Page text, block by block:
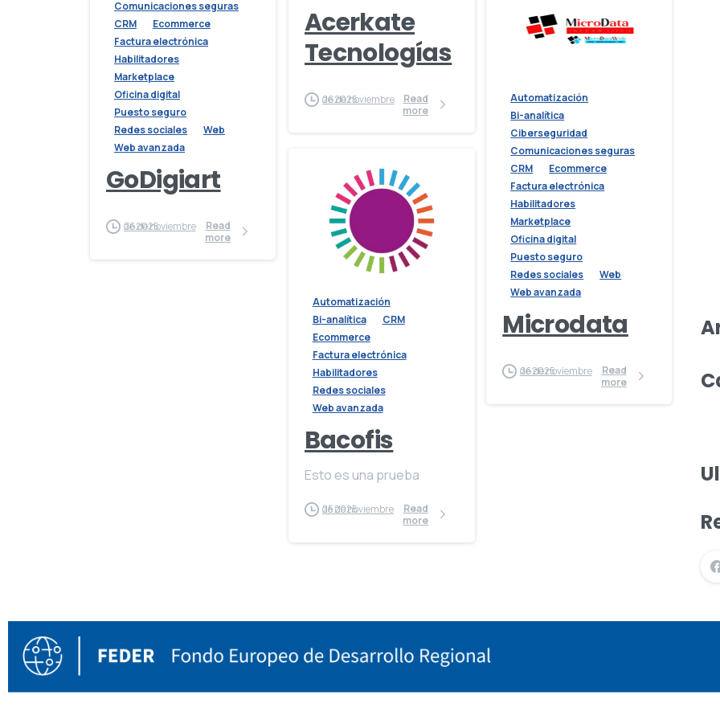
Acerkate
Tecnologías
26 de noviembre de 2025
Read
more
Comunicaciones seguras
CRM
Ecommerce
Factura electrónica
Habilitadores
Marketplace
Oficina digital
Puesto seguro
Redes sociales
Web
Web avanzada
GoDigiart
26 de noviembre de 2025
Read
more
Automatización
Bi-analítica
Ciberseguridad
Comunicaciones seguras
CRM
Ecommerce
Factura electrónica
Habilitadores
Marketplace
Oficina digital
Puesto seguro
Redes sociales
Web
Web avanzada
Microdata
26 de noviembre de 2025
Read
more
Automatización
Bi-analítica
CRM
Ecommerce
Factura electrónica
Habilitadores
Redes sociales
Web avanzada
Bacofis
Esto es una prueba
25 de noviembre de 2025
Read
more